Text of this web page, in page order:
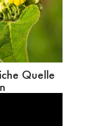
Quelle